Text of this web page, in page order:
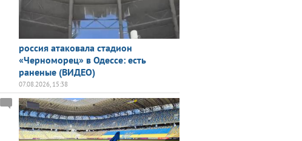
россия атаковала стадион
«Черноморец» в Одессе: есть
раненые (ВИДЕО)
07.08.2026, 15:38